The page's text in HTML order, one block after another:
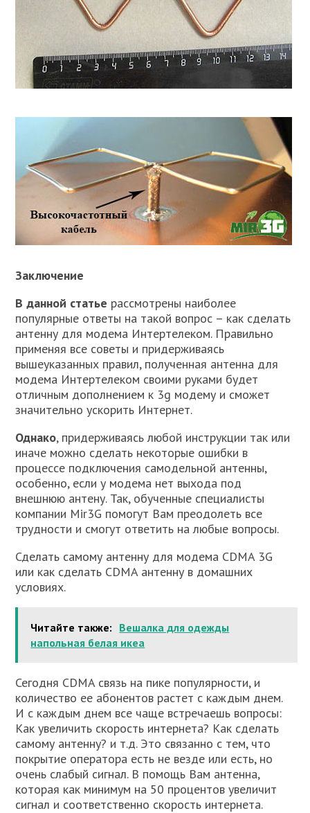
Заключение
В данной статье рассмотрены наиболее
популярные ответы на такой вопрос – как сделать
антенну для модема Интертелеком. Правильно
применяя все советы и придерживаясь
вышеуказанных правил, полученная антенна для
модема Интертелеком своими руками будет
отличным дополнением к 3g модему и сможет
значительно ускорить Интернет.
Однако, придерживаясь любой инструкции так или
иначе можно сделать некоторые ошибки в
процессе подключения самодельной антенны,
особенно, если у модема нет выхода под
внешнюю антену. Так, обученные специалисты
компании Mir3G помогут Вам преодолеть все
трудности и смогут ответить на любые вопросы.
Сделать самому антенну для модема CDMA 3G
или как сделать CDMA антенну в домашних
условиях.
Читайте также: Вешалка для одежды
напольная белая икеа
Сегодня CDMA связь на пике популярности, и
количество ее абонентов растет с каждым днем.
И с каждым днем все чаще встречаешь вопросы:
Как увеличить скорость интернета? Как сделать
самому антенну? и т.д. Это связанно с тем, что
покрытие оператора есть не везде или есть, но
очень слабый сигнал. В помощь Вам антенна,
которая как минимум на 50 процентов увеличит
сигнал и соответственно скорость интернета.